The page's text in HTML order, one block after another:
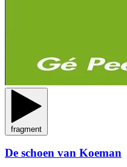
fragment
De schoen van Koeman